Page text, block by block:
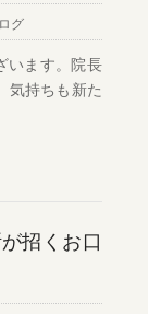
グ
います。院長
気持ちも新た
招くお口